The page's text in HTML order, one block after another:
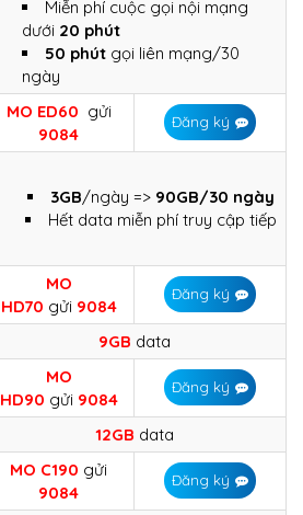
Miễn phí cuộc gọi nội mạng
dưới 20 phút
50 phút gọi liên mạng/30
ngày
MO ED60 gửi
9084
Đăng ký
3GB/ngày => 90GB/30 ngày
Hết data miễn phí truy cập tiếp
MO
HD70 gửi 9084
Đăng ký
9GB data
MO
HD90 gửi 9084
Đăng ký
12GB data
MO C190 gửi
9084
Đăng ký